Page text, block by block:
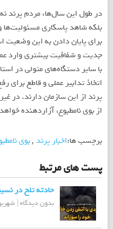
در طول این سال‌ها، مردم پرند
بلکه شاهد پاسکاری مسئولیت‌ها
برای پایان دادن به این
جدیت و شفافیت بیشتری وارد
با سایر دستگاه‌های متولی در
اتخاذ تدابیر عملی و قاطع برای
پرند از این سازمان دارند. در
از بوی نامطبوع، آزاردهنده
برچسب ها:اخبار پرند ,بوی
پست های مرتبط
حادثه تلخ در
بدون دیدگاه| شهریور 28,